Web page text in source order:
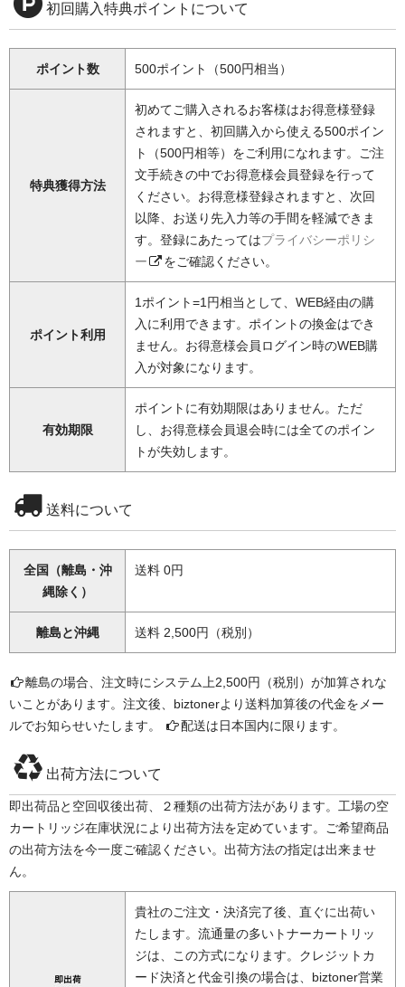
初回購入特典ポイントについて
ポイント数 500ポイント（500円相当）
特典獲得方法
初めてご購入されるお客様はお得意様登録
されますと、初回購入から使える500ポイン
ト（500円相等）をご利用になれます。ご注
文手続きの中でお得意様会員登録を行って
ください。お得意様登録されますと、次回
以降、お送り先入力等の手間を軽減できま
す。登録にあたってはプライバシーポリシ
ー
をご確認ください。
ポイント利用
1ポイント=1円相当として、WEB経由の購
入に利用できます。ポイントの換金はでき
ません。お得意様会員ログイン時のWEB購
入が対象になります。
有効期限
ポイントに有効期限はありません。ただ
し、お得意様会員退会時には全てのポイン
トが失効します。
送料について
全国（離島・沖
縄除く）
送料 0円
離島と沖縄 送料 2,500円（税別）
離島の場合、注文時にシステム上2,500円（税別）が加算されな
いことがあります。注文後、biztonerより送料加算後の代金をメー
ルでお知らせいたします。
配送は日本国内に限ります。
出荷方法について
即出荷品と空回収後出荷、２種類の出荷方法があります。工場の空
カートリッジ在庫状況により出荷方法を定めています。ご希望商品
の出荷方法を今一度ご確認ください。出荷方法の指定は出来ませ
ん。
貴社のご注文・決済完了後、直ぐに出荷い
たします。流通量の多いトナーカートリッ
ジは、この方式になります。クレジットカ
ード決済と代金引換の場合は、biztoner営業